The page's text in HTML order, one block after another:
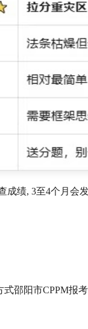
成绩, 3至4个月会
邵阳市CPPM报